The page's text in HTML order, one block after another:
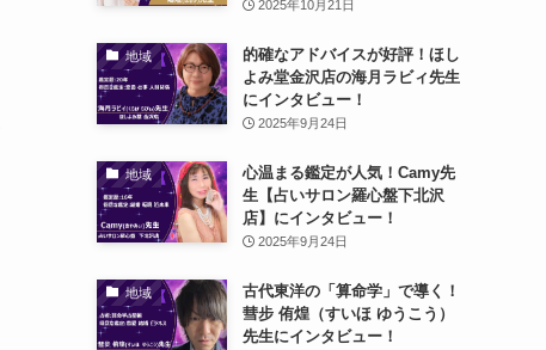
2025年10月21日
地域
的確なアドバイスが好評！ほし
よみ堂金沢店の海月ラビィ先生
にインタビュー！
2025年9月24日
地域
心温まる鑑定が人気！Camy先
生【占いサロン羅心盤下北沢
店】にインタビュー！
2025年9月24日
地域
古代東洋の「算命学」で導く！
彗步 侑煌（すいほ ゆうこう）
先生にインタビュー！